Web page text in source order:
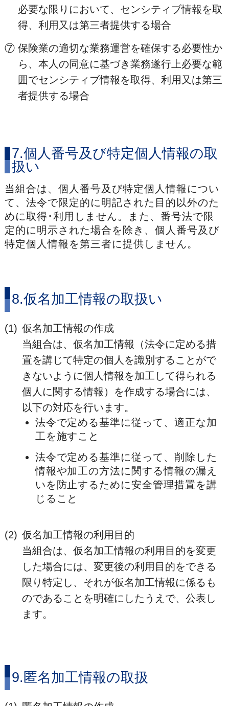
必要な限りにおいて、センシティブ情報を取
得、利用又は第三者提供する場合
⑦ 保険業の適切な業務運営を確保する必要性か
ら、本人の同意に基づき業務遂行上必要な範
囲でセンシティブ情報を取得、利用又は第三
者提供する場合
7.個人番号及び特定個人情報の取
扱い
当組合は、個人番号及び特定個人情報につい
て、法令で限定的に明記された目的以外のた
めに取得･利用しません。また、番号法で限
定的に明示された場合を除き、個人番号及び
特定個人情報を第三者に提供しません。
8.仮名加工情報の取扱い
(1) 仮名加工情報の作成
当組合は、仮名加工情報（法令に定める措
置を講じて特定の個人を識別することがで
きないように個人情報を加工して得られる
個人に関する情報）を作成する場合には、
以下の対応を行います。
法令で定める基準に従って、適正な加
工を施すこと
法令で定める基準に従って、削除した
情報や加工の方法に関する情報の漏え
いを防止するために安全管理措置を講
じること
(2) 仮名加工情報の利用目的
当組合は、仮名加工情報の利用目的を変更
した場合には、変更後の利用目的をできる
限り特定し、それが仮名加工情報に係るも
のであることを明確にしたうえで、公表し
ます。
9.匿名加工情報の取扱